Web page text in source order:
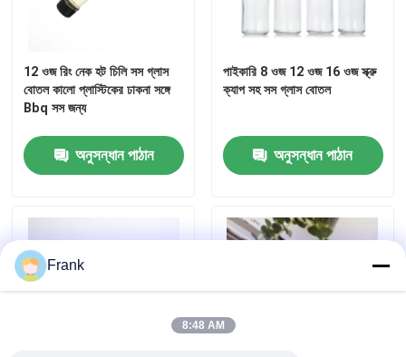
উদ্ধৃতির জন্য আবেদন
কাচের বোতল
গ্লাস কাপ
12 ওজ রিং নেক হট চিলি সস গ্লাস
বোতল কালো প্লাস্টিকের ঢাকনা সঙ্গে
Bbq সস জন্য
অনুসন্ধান পাঠান
পাইকারি 8 ওজ 12 ওজ 16 ওজ স্ক্রু
ক্যাপ সহ সস গ্লাস বোতল
অনুসন্ধান পাঠান
Frank
8:48 AM